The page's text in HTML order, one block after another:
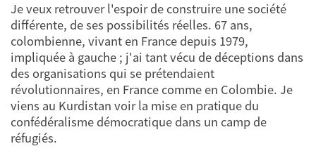
Je veux retrouver l'espoir de construire une société
différente, de ses possibilités réelles. 67 ans,
colombienne, vivant en France depuis 1979,
impliquée à gauche ; j'ai tant vécu de déceptions dans
des organisations qui se prétendaient
révolutionnaires, en France comme en Colombie. Je
viens au Kurdistan voir la mise en pratique du
confédéralisme démocratique dans un camp de
réfugiés.